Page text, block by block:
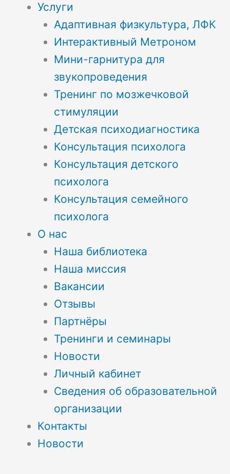
Услуги
Адаптивная физкультура, ЛФК
Интерактивный Метроном
Мини-гарнитура для
звукопроведения
Тренинг по мозжечковой
стимуляции
Детская психодиагностика
Консультация психолога
Консультация детского
психолога
Консультация семейного
психолога
О нас
Наша библиотека
Наша миссия
Вакансии
Отзывы
Партнёры
Тренинги и семинары
Новости
Личный кабинет
Сведения об образовательной
организации
Контакты
Новости